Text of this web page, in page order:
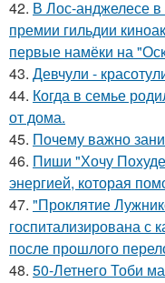
42. В Лос-анджелесе
премии гильдии
первые намёки на
43. Девчули -
44. Когда в семье
от дома.
45. Почему важно
46. Пиши "Хочу
энергией, которая
47. "Проклятие
госпитализирована с
после прошлого
48. 50-Летнего Тоби